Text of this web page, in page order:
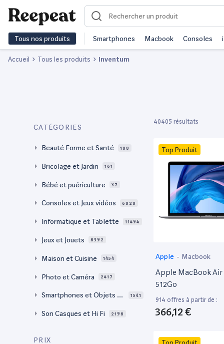
Tous nos produits Smartphones Macbook Consoles
Accueil Tous les produits Inventum
CATÉGORIES
Beauté Forme et Santé 188
Bricolage et Jardin 161
Bébé et puériculture 37
Consoles et Jeux vidéos 6828
Informatique et Tablette 11494
Jeux et Jouets 8392
Maison et Cuisine 1454
Photo et Caméra 2417
Smartphones et Objets c
1541
Son Casques et Hi Fi 2198
PRIX
40405 résultats
Top Produit
Apple - Macbook
Apple MacBook Air
512Go
914 offres à partir de :
366,12 €
Top Produit